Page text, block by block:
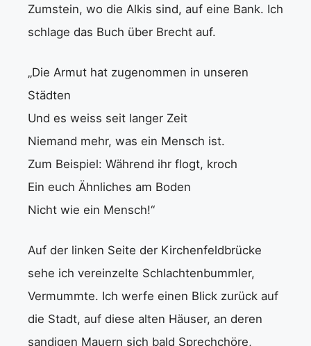
Zumstein, wo die Alkis sind, auf eine Bank. Ich
schlage das Buch über Brecht auf.
„Die Armut hat zugenommen in unseren
Städten
Und es weiss seit langer Zeit
Niemand mehr, was ein Mensch ist.
Zum Beispiel: Während ihr flogt, kroch
Ein euch Ähnliches am Boden
Nicht wie ein Mensch!“
Auf der linken Seite der Kirchenfeldbrücke
sehe ich vereinzelte Schlachtenbummler,
Vermummte. Ich werfe einen Blick zurück auf
die Stadt, auf diese alten Häuser, an deren
sandigen Mauern sich bald Sprechchöre,